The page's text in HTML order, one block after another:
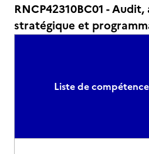
RNCP42310BC01 -
stratégique et
Liste de